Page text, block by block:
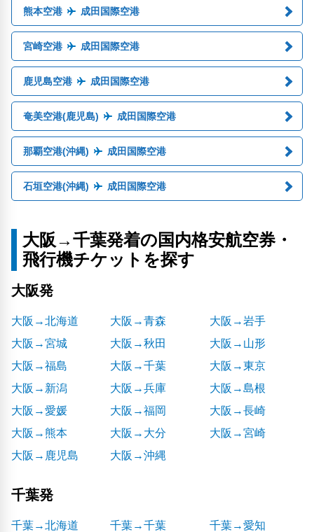
熊本空港 成田国際空港
宮崎空港 成田国際空港
鹿児島空港 成田国際空港
奄美空港(鹿児島) 成田国際空港
那覇空港(沖縄) 成田国際空港
石垣空港(沖縄) 成田国際空港
大阪→千葉発着の国内格安航空券・
飛行機チケットを探す
大阪発
大阪→北海道 大阪→青森
大阪→岩手
大阪→宮城
大阪→秋田
大阪→山形
大阪→福島
大阪→千葉
大阪→東京
大阪→新潟
大阪→兵庫
大阪→島根
大阪→愛媛
大阪→福岡
大阪→長崎
大阪→熊本
大阪→大分
大阪→宮崎
大阪→鹿児島
大阪→沖縄
千葉発
千葉→北海道 千葉→千葉
千葉→愛知